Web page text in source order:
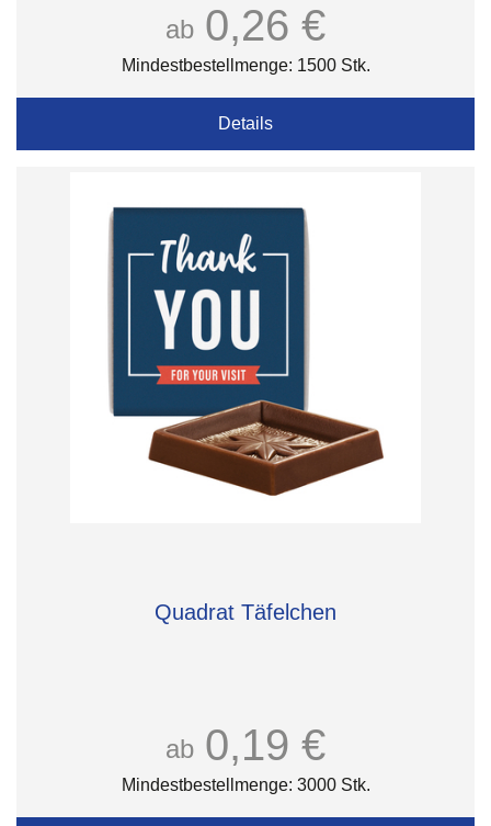
ab 0,26 €
Mindestbestellmenge: 1500 Stk.
Details
Quadrat Täfelchen
ab 0,19 €
Mindestbestellmenge: 3000 Stk.